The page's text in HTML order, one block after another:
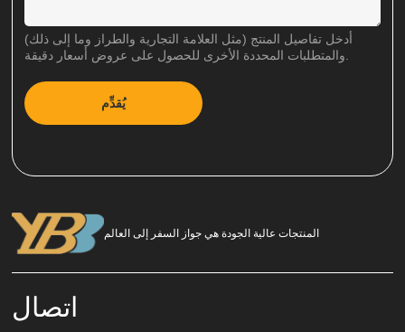
المنتجات عالية الجودة هي جواز السفر إلى العالم
اتصال
أدخل تفاصيل المنتج (مثل العلامة التجارية والطراز وما إلى ذلك)
والمتطلبات المحددة الأخرى للحصول على عروض أسعار دقيقة.
يُقدِّم
e
n
a
t
e
: